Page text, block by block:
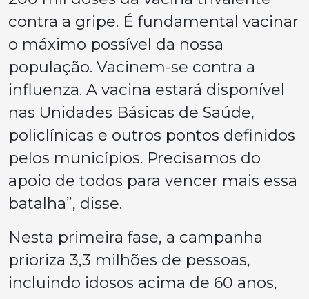
contra a gripe. É fundamental vacinar
o máximo possível da nossa
população. Vacinem-se contra a
influenza. A vacina estará disponível
nas Unidades Básicas de Saúde,
policlínicas e outros pontos definidos
pelos municípios. Precisamos do
apoio de todos para vencer mais essa
batalha”, disse.
Nesta primeira fase, a campanha
prioriza 3,3 milhões de pessoas,
incluindo idosos acima de 60 anos,